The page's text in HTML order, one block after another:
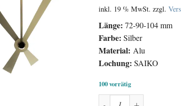
inkl. 19 % MwSt. zzgl.
Länge: 72-90-104 mm
Farbe: Silber
Material: Alu
Lochung: SAIKO
100 vorrätig
Uhrzeiger Satz Aluminium
Alternative: